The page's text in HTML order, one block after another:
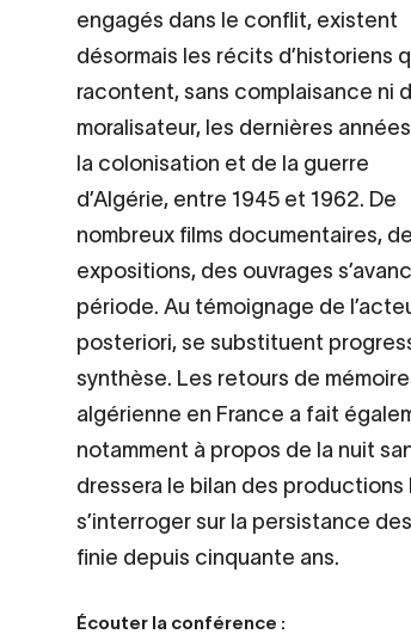
engagés dans le conflit, existent
désormais les récits d’historiens
racontent, sans complaisance ni
moralisateur, les dernières
la colonisation et de la guerre
d’Algérie, entre 1945 et 1962. De
nombreux films documentaires,
expositions, des ouvrages
période. Au témoignage de
posteriori, se substituent
synthèse. Les retours de
algérienne en France a fait
notamment à propos de la nuit
dressera le bilan des
s’interroger sur la persistance
finie depuis cinquante ans.
Écouter la conférence :